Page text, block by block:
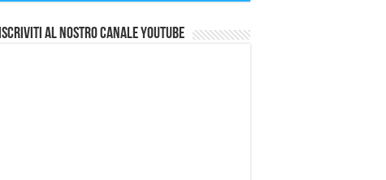
Iscriviti al nostro Canale Youtube